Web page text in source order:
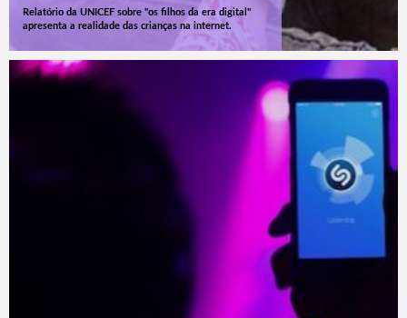
Relatório da UNICEF sobre "os filhos da era digital"
apresenta a realidade das crianças na internet.